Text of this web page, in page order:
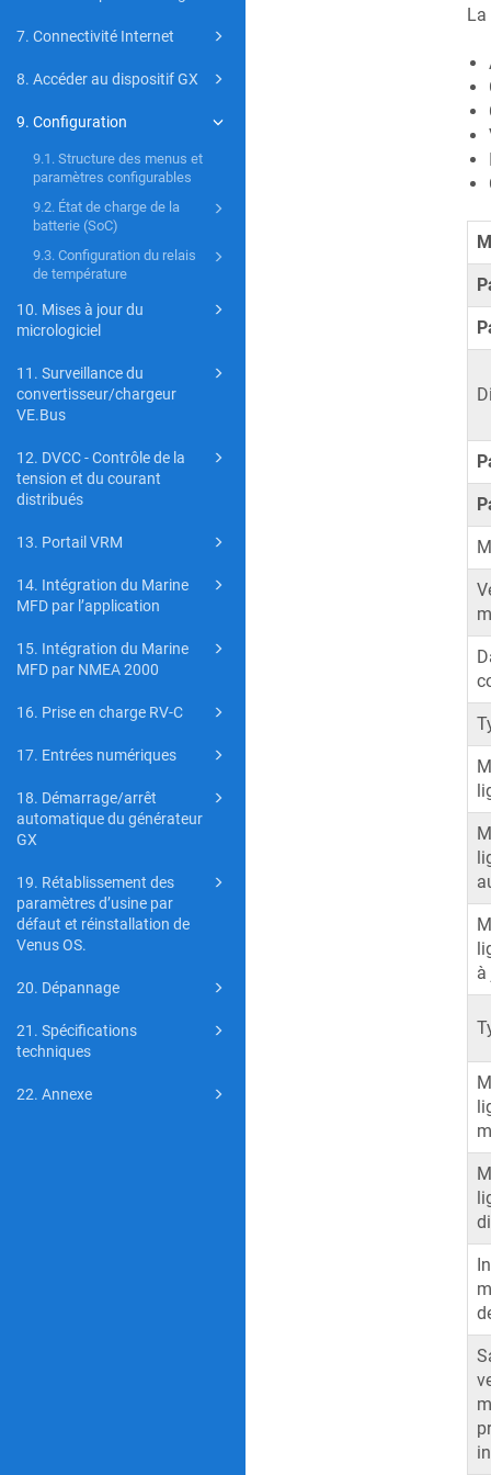
7. Connectivité Internet
8. Accéder au dispositif GX
9. Configuration
9.1. Structure des menus et
paramètres configurables
9.2. État de charge de la
batterie (SoC)
9.3. Configuration du relais
de température
10. Mises à jour du
micrologiciel
11. Surveillance du
convertisseur/chargeur
VE.Bus
12. DVCC - Contrôle de la
tension et du courant
distribués
13. Portail VRM
14. Intégration du Marine
MFD par l’application
15. Intégration du Marine
MFD par NMEA 2000
16. Prise en charge RV-C
17. Entrées numériques
18. Démarrage/arrêt
automatique du générateur
GX
19. Rétablissement des
paramètres d’usine par
défaut et réinstallation de
Venus OS.
20. Dépannage
21. Spécifications
techniques
22. Annexe
La
à